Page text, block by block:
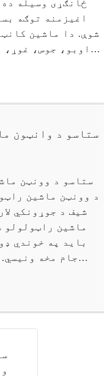
ځانګړی وسیله ده
اغیزمنه توګه
شوې. دا ماشین
اوبو، جوس،
ستاسو د وانټون
ستاسو د وونټن
د وونټن ماشین
شیف د جوړونکي
ماشین راټولولو
باید په خوندي
جام مخه